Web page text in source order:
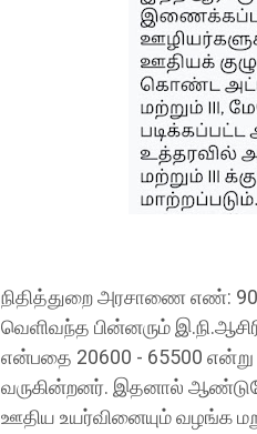
நிதித்துறை அரசாணை எண்: 90
வெளிவந்த பின்னரும்
என்பதை 20600 - 65500 என்று
வருகின்றனர். இதனால்
ஊதிய உயர்வினையும் வழங்க